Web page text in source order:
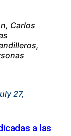
Carlos
27,
a las